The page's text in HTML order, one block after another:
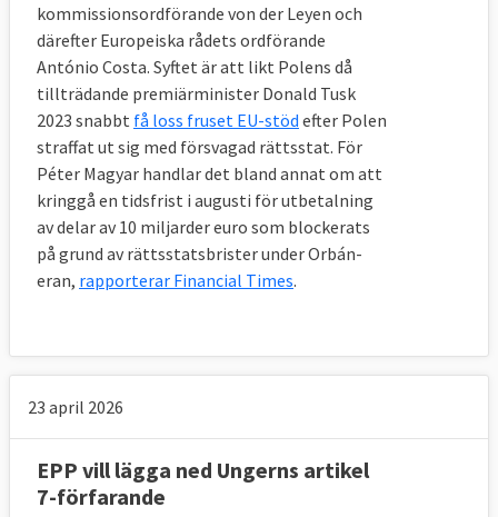
kommissionsordförande von der Leyen och
därefter Europeiska rådets ordförande
António Costa. Syftet är att likt Polens då
tillträdande premiärminister Donald Tusk
2023 snabbt få loss fruset EU-stöd efter Polen
straffat ut sig med försvagad rättsstat. För
Péter Magyar handlar det bland annat om att
kringgå en tidsfrist i augusti för utbetalning
av delar av 10 miljarder euro som blockerats
på grund av rättsstatsbrister under Orbán-
eran, rapporterar Financial Times.
23 april 2026
EPP vill lägga ned Ungerns artikel
7-förfarande